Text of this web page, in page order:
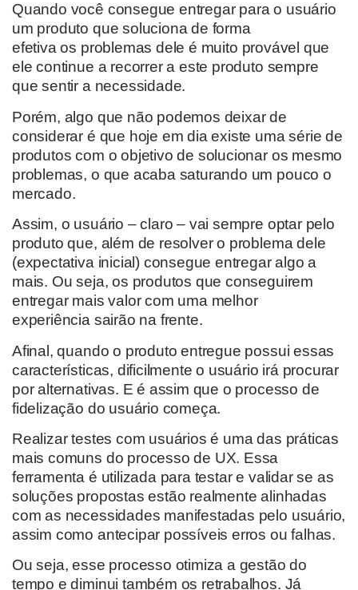
Quando você consegue entregar parao usuário
um produto que soluciona de forma
efetivaos problemas dele é muito provável que
ele continue a recorrer a este produto sempre
que sentir a necessidade.
Porém, algo que não podemos deixar de
considerar é que hoje em dia existe uma série de
produtos com oobjetivo de solucionar os mesmo
problemas, o que acaba saturando um pouco o
mercado.
Assim, o usuário – claro – vai sempre optar pelo
produto que, além de resolver o problema dele
(expectativa inicial) consegue entregar algo a
mais. Ou seja,os produtos que conseguirem
entregar mais valorcom uma melhor
experiência sairão na frente.
Afinal, quandoo produto entregue possui essas
características, dificilmente o usuário irá procurar
poralternativas. E é assim que o processo de
fidelização do usuário começa.
Realizar testes com usuários é uma das práticas
mais comuns do processo de UX. Essa
ferramenta é utilizada para testar e validar se as
soluções propostas estão realmente alinhadas
com as necessidades manifestadas pelo usuário,
assim como antecipar possíveis erros ou falhas.
Ou seja, esse processo otimiza a gestão do
tempo ediminui também os retrabalhos. Já